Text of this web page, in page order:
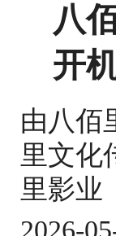
八
开
由八佰
里文化
里影业
2026-